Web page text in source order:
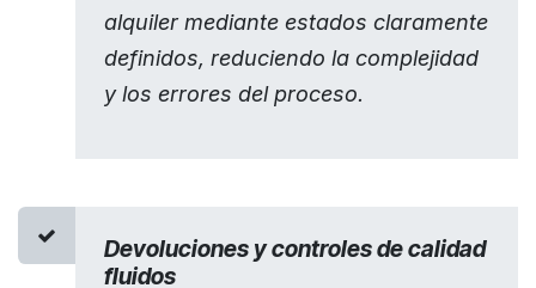
alquiler mediante estados claramente
definidos, reduciendo la complejidad
y los errores del proceso.
Devoluciones y controles de calidad
fluidos